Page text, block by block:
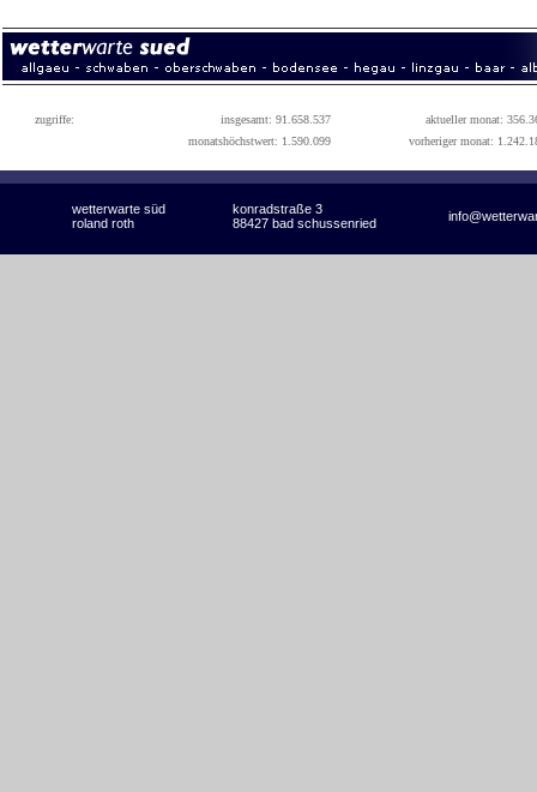
zugriffe: insgesamt: 91.658.537
aktueller monat:
monatshöchstwert: 1.590.099
vorheriger monat:
wetterwarte süd konradstraße 3
roland roth 88427 bad schussenried